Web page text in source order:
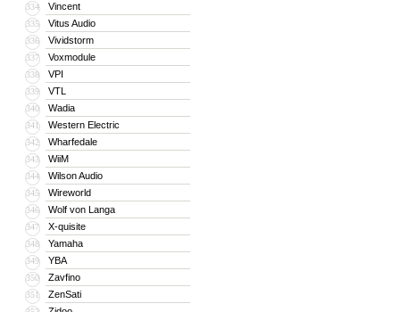
334 Vincent
335 Vitus Audio
336 Vividstorm
337 Voxmodule
338 VPI
339 VTL
340 Wadia
341 Western Electric
342 Wharfedale
343 WiiM
344 Wilson Audio
345 Wireworld
346 Wolf von Langa
347 X-quisite
348 Yamaha
349 YBA
350 Zavfino
351 ZenSati